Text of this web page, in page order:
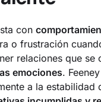
con
o frustración
relaciones que
emociones.
a la estabilidad